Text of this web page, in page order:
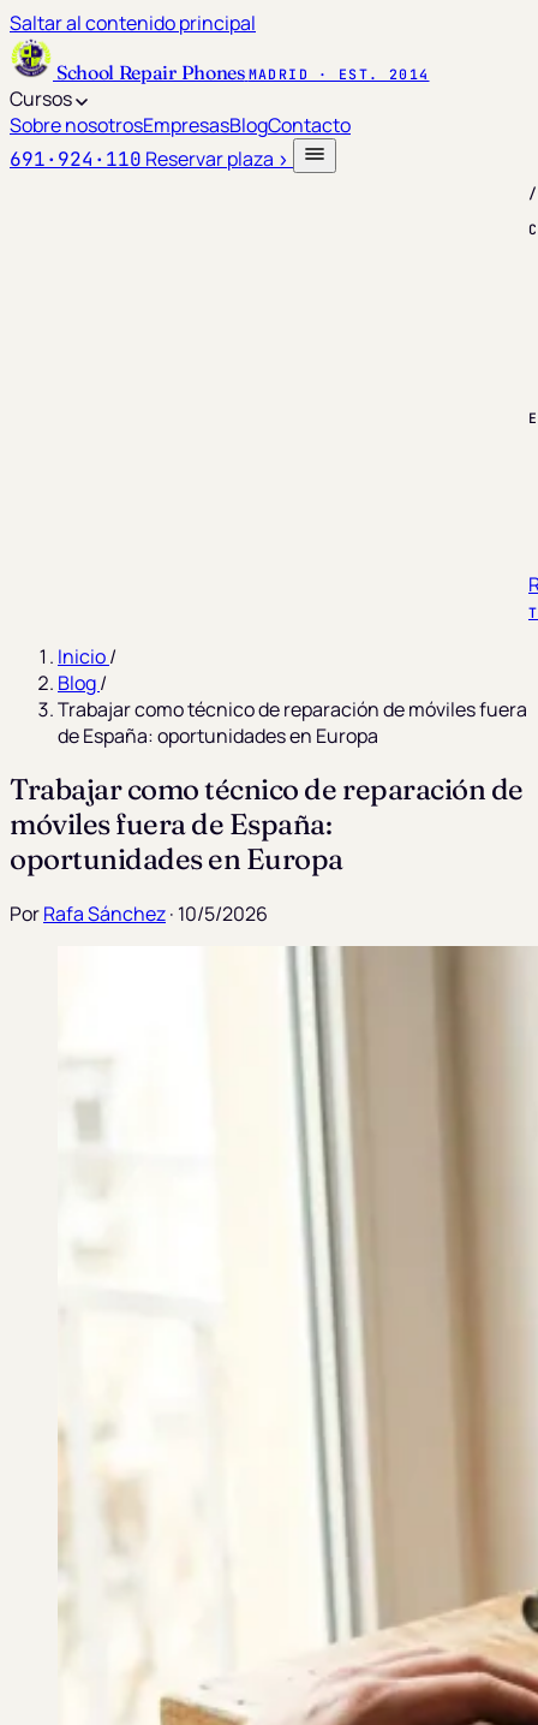
Saltar al contenido principal
School Repair Phones MADRID · EST. 2014
Cursos
Sobre nosotrosEmpresasBlogContacto
691·924·110 Reservar plaza ›
/
Inicio/
Blog/
Trabajar como técnico de reparación de móviles fuera
de España: oportunidades en Europa
Trabajar como técnico de reparación de
móviles fuera de España:
oportunidades en Europa
PorRafa Sánchez· 10/5/2026